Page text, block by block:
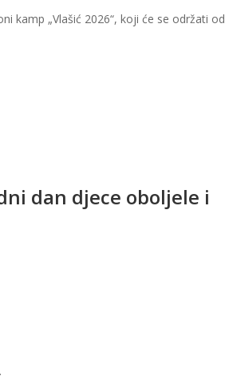
kamp „Vlašić 2026“, koji će se održati od
dan djece oboljele i